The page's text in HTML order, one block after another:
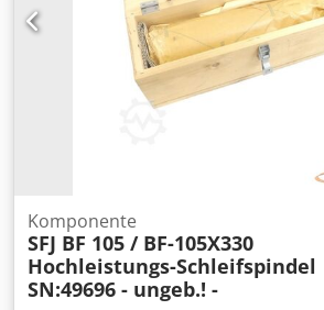
Komponente
SFJ BF 105 / BF-105X330
Hochleistungs-Schleifspindel
SN:49696 - ungeb.! -